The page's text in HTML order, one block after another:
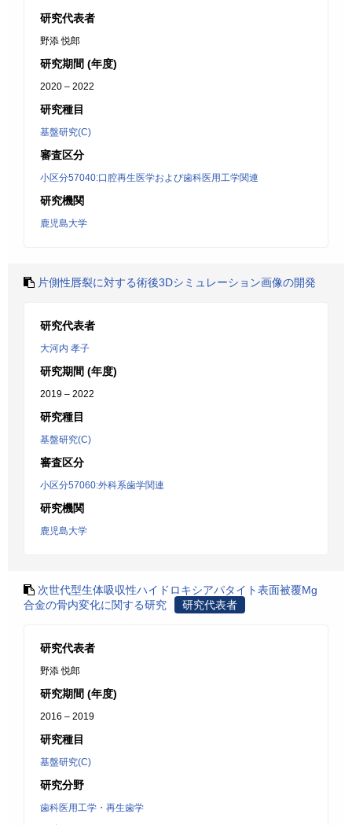
研究代表者
野添 悦郎
研究期間 (年度)
2020 – 2022
研究種目
基盤研究(C)
審査区分
小区分57040:口腔再生医学および歯科医用工学関連
研究機関
鹿児島大学
片側性唇裂に対する術後3Dシミュレーション画像の開発
研究代表者
大河内 孝子
研究期間 (年度)
2019 – 2022
研究種目
基盤研究(C)
審査区分
小区分57060:外科系歯学関連
研究機関
鹿児島大学
次世代型生体吸収性ハイドロキシアパタイト表面被覆Mg
合金の骨内変化に関する研究
研究代表者
研究代表者
野添 悦郎
研究期間 (年度)
2016 – 2019
研究種目
基盤研究(C)
研究分野
歯科医用工学・再生歯学